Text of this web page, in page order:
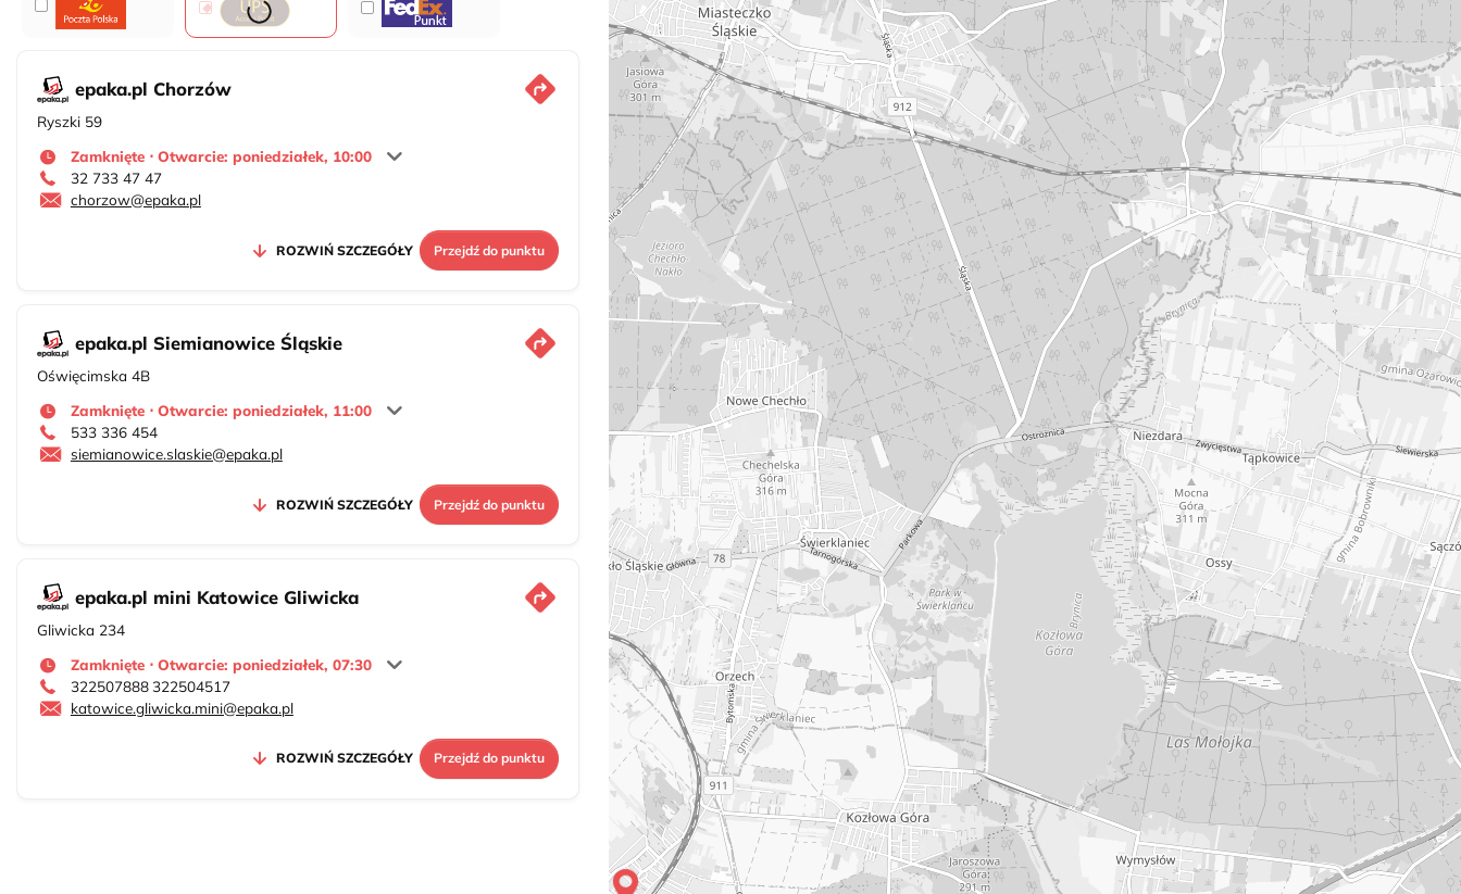
epaka.pl Chorzów
Ryszki 59
Zamknięte ⋅ Otwarcie: poniedziałek, 10:00
32 733 47 47
chorzow@epaka.pl
ROZWIŃ SZCZEGÓŁY Przejdź do punktu
epaka.pl Siemianowice Śląskie
Oświęcimska 4B
Zamknięte ⋅ Otwarcie: poniedziałek, 11:00
533 336 454
siemianowice.slaskie@epaka.pl
ROZWIŃ SZCZEGÓŁY Przejdź do punktu
epaka.pl mini Katowice Gliwicka
Gliwicka 234
Zamknięte ⋅ Otwarcie: poniedziałek, 07:30
322507888322504517
katowice.gliwicka.mini@epaka.pl
ROZWIŃ SZCZEGÓŁY Przejdź do punktu